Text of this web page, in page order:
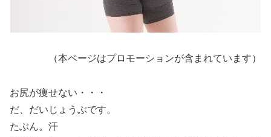
（本ページはプロモーションが含まれています）
お尻が痩せない・・・
だ、だいじょうぶです。
たぶん。汗